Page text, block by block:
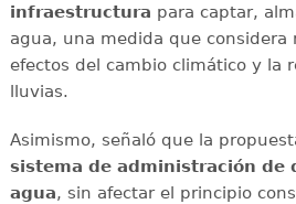
infraestructura para captar,
agua, una medida que considera
efectos del cambio climático y la
lluvias.
Asimismo, señaló que la
sistema de administración de
agua, sin afectar el principio